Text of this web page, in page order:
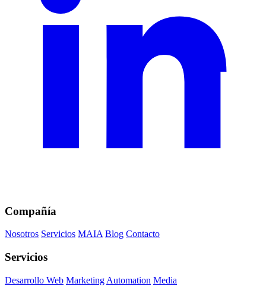
Compañía
Nosotros Servicios MAIA Blog Contacto
Servicios
Desarrollo Web Marketing Automation Media